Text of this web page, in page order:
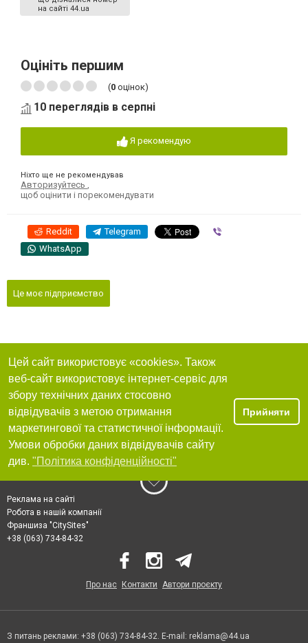
на сайті 44.ua
Оцініть першим
(0 оцінок)
10 переглядів в серпні
Я рекомендую
Ніхто ще не рекомендував
Авторизуйтесь
щоб оцінити і порекомендувати
Reddit Telegram
WhatsApp
Це моє підприємство
Цей сайт використовує «cookies». Також
веб-сайт використовує інтернет-сервіс для
збору технічних даних стосовно
відвідувачів з метою отримання
маркетингової та статистичної інформації.
Умови обробки даних відвідувачів сайту
див. "Політика конфіденційності"
Прийняти
Реклама на сайті
Робота в нашій компанії
Франшиза "CitySites"
+38 (063) 734-84-32
Про нас Контакти Автори проєкту
З питань реклами: +38 (063) 734-84-32. E-mail: reklama@44.ua